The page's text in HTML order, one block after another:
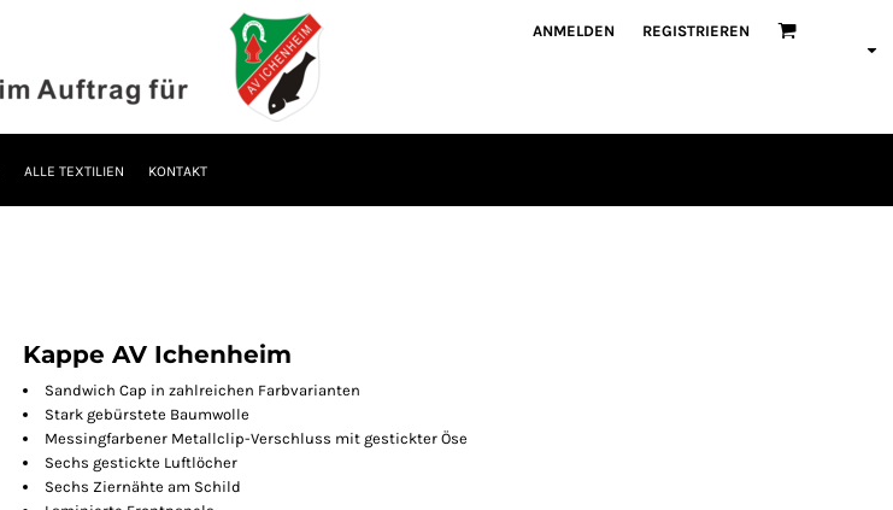
ANMELDEN REGISTRIEREN
ALLE TEXTILIEN KONTAKT
Kappe AV Ichenheim
Sandwich Cap in zahlreichen Farbvarianten
Stark gebürstete Baumwolle
Messingfarbener Metallclip-Verschluss mit gestickter Öse
Sechs gestickte Luftlöcher
Sechs Ziernähte am Schild